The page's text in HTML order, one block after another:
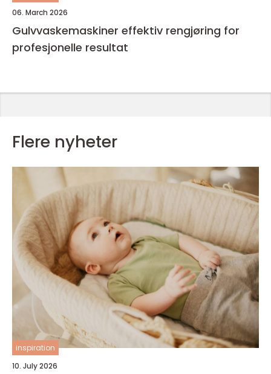
06. March 2026
Gulvvaskemaskiner effektiv rengjøring for
profesjonelle resultat
Flere nyheter
inspiration
10. July 2026